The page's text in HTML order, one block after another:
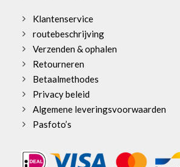
Klantenservice
routebeschrijving
Verzenden & ophalen
Retourneren
Betaalmethodes
Privacy beleid
Algemene leveringsvoorwaarden
Pasfoto’s